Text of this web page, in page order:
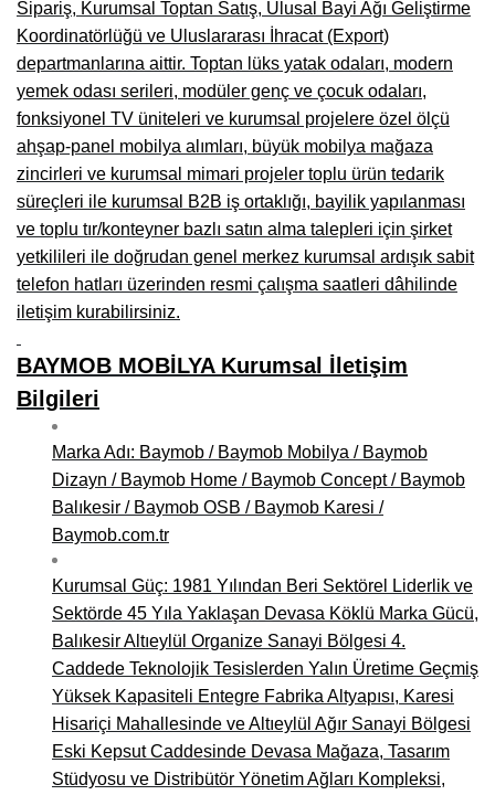
Sipariş, Kurumsal Toptan Satış, Ulusal Bayi Ağı Geliştirme
Koordinatörlüğü ve Uluslararası İhracat (Export)
departmanlarına aittir. Toptan lüks yatak odaları, modern
yemek odası serileri, modüler genç ve çocuk odaları,
fonksiyonel TV üniteleri ve kurumsal projelere özel ölçü
ahşap-panel mobilya alımları, büyük mobilya mağaza
zincirleri ve kurumsal mimari projeler toplu ürün tedarik
süreçleri ile kurumsal B2B iş ortaklığı, bayilik yapılanması
ve toplu tır/konteyner bazlı satın alma talepleri için şirket
yetkilileri ile doğrudan genel merkez kurumsal ardışık sabit
telefon hatları üzerinden resmi çalışma saatleri dâhilinde
iletişim kurabilirsiniz.
BAYMOB MOBİLYA Kurumsal İletişim
Bilgileri
Marka Adı: Baymob / Baymob Mobilya / Baymob
Dizayn / Baymob Home / Baymob Concept / Baymob
Balıkesir / Baymob OSB / Baymob Karesi /
Baymob.com.tr
Kurumsal Güç: 1981 Yılından Beri Sektörel Liderlik ve
Sektörde 45 Yıla Yaklaşan Devasa Köklü Marka Gücü,
Balıkesir Altıeylül Organize Sanayi Bölgesi 4.
Caddede Teknolojik Tesislerden Yalın Üretime Geçmiş
Yüksek Kapasiteli Entegre Fabrika Altyapısı, Karesi
Hisariçi Mahallesinde ve Altıeylül Ağır Sanayi Bölgesi
Eski Kepsut Caddesinde Devasa Mağaza, Tasarım
Stüdyosu ve Distribütör Yönetim Ağları Kompleksi,